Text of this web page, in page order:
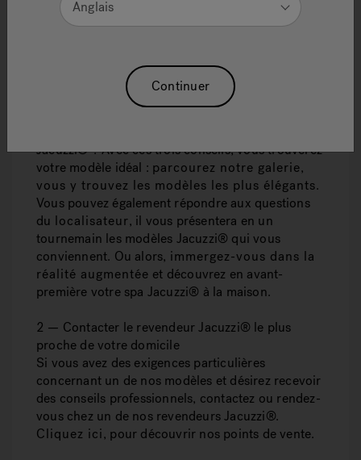
être. Et pour transformer les rêves en réalité, nous
vous donnons cinq conseils qui vous permettront
1 — Trouver l’inspiration grâce aux projets
Jacuzzi® ? Avec ces trois conseils, vous trouverez
votre modèle idéal : parcourez notre galerie,
vous y trouvez les modèles les plus élégants.
Vous pouvez également répondre aux questions
du localisateur, il vous présentera en un
tournemain les modèles Jacuzzi® qui vous
conviennent. Ou alors, immergez-vous dans la
réalité augmentée et découvrez en avant-
première votre spa Jacuzzi® à la maison.
2 — Contacter le revendeur Jacuzzi® le plus
proche de votre domicile
Si vous avez des exigences particulières
concernant un de nos modèles et désirez recevoir
des conseils professionnels, contactez ou rendez-
vous chez un de nos revendeurs Jacuzzi®.
Cliquez ici, pour découvrir nos points de vente.
Anglais
Continuer